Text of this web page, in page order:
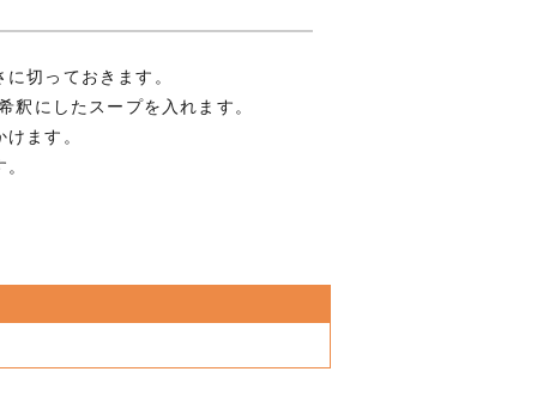
切っておきます。
釈にしたスープを入れます。
ます。